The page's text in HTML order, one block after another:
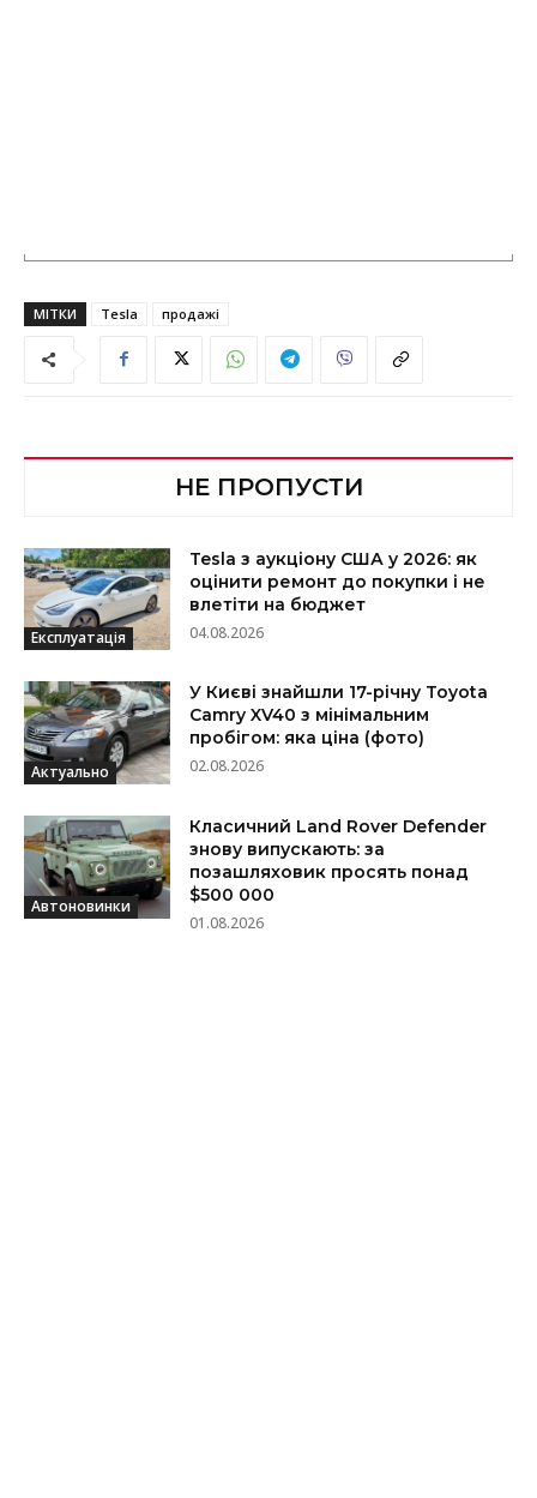
МІТКИ Tesla продажі
НЕ ПРОПУСТИ
Експлуатація
Tesla з аукціону США у 2026: як
оцінити ремонт до покупки і не
влетіти на бюджет
04.08.2026
Актуально
У Києві знайшли 17-річну Toyota
Camry XV40 з мінімальним
пробігом: яка ціна (фото)
02.08.2026
Автоновинки
Класичний Land Rover Defender
знову випускають: за
позашляховик просять понад
$500 000
01.08.2026